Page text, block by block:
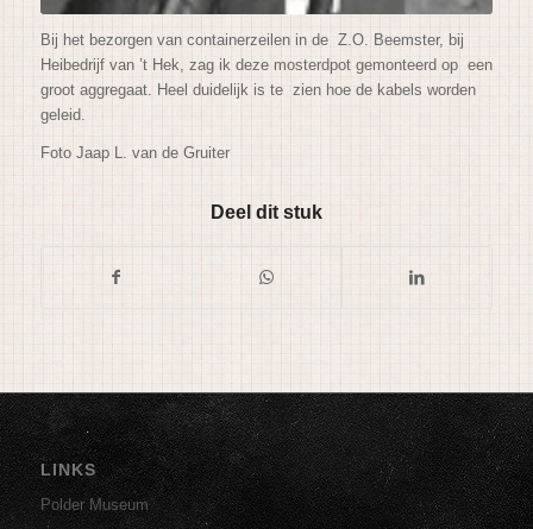
Bij het bezorgen van containerzeilen in de Z.O. Beemster, bij
Heibedrijf van ’t Hek, zag ik deze mosterdpot gemonteerd op een
groot aggregaat. Heel duidelijk is te zien hoe de kabels worden
geleid.
Foto Jaap L. van de Gruiter
Deel dit stuk
LINKS
Polder Museum